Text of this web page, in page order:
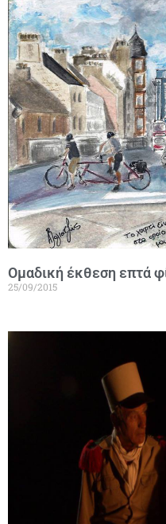
Ομαδική έκθεση επτά
25/09/2015